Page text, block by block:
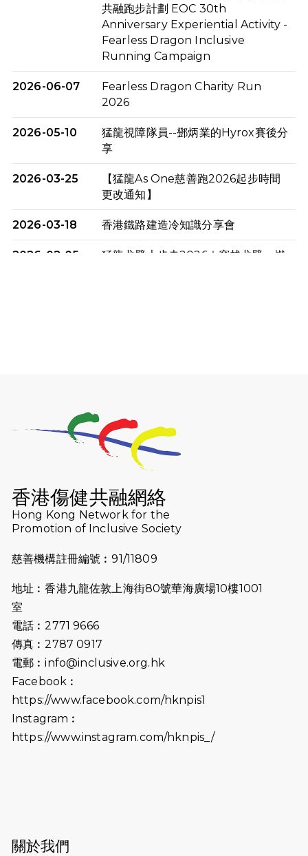
共融跑步計劃 EOC 30th
Anniversary Experiential Activity -
Fearless Dragon Inclusive
Running Campaign
2026-06-07
Fearless Dragon Charity Run
2026
2026-05-10
猛龍視障隊員--鄧炳業的Hyrox賽後分
享
2026-03-25
【猛龍As One慈善跑2026起步時間
更改通知】
2026-03-18 香港鐵路建造冷知識分享會
2026-02-05
猛龍戈壁大步走2026｜穿越戈壁．燃
2025-09-08 渣打香港馬拉松2026 慈善計劃
Lockton Fearless Dragon Trail
Run 2025
2025-08-07 諾德 x 猛龍慈善共融音樂夜2025
🌟
2025-06-15
會及愛。匯聚商龍會支持！
2025-06-09
《猛龍傳之誰怕誰》電影欣賞 - 感謝
生，GBS，JP出席
2025-06-06
《為你喝采陳百強歌迷會》慷慨贊助
38張門票欣賞香港中樂團 X 陳百強 —
2025-03-21
香港傷健共融網絡
Hong Kong Network for the
Promotion of Inclusive Society
慈善機構註冊編號︰91/11809
地址︰香港九龍佐敦上海街80號華海廣場10樓1001
室
電話︰2771 9666
傳真︰2787 0917
電郵︰info@inclusive.org.hk
Facebook︰
https://www.facebook.com/hknpis1
Instagram︰
https://www.instagram.com/hknpis_/
關於我們